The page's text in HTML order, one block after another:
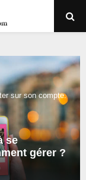
sur son compte.
se
gérer ?